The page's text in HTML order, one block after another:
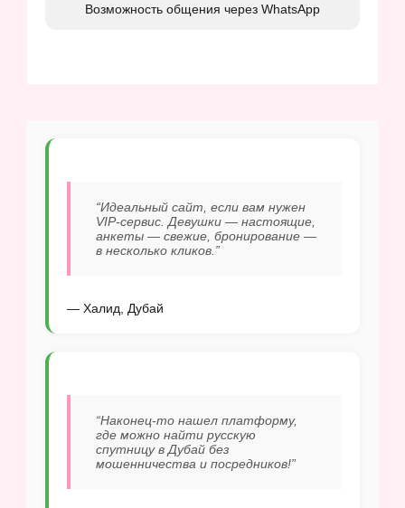
Возможность общения через WhatsApp
“Идеальный сайт, если вам нужен
VIP-сервис. Девушки — настоящие,
анкеты — свежие, бронирование —
в несколько кликов.”
— Халид, Дубай
“Наконец-то нашел платформу,
где можно найти русскую
спутницу в Дубай без
мошенничества и посредников!”